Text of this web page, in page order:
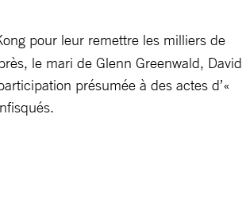
pour leur remettre les milliers de
le mari de Glenn Greenwald, David
présumée à des actes d’«